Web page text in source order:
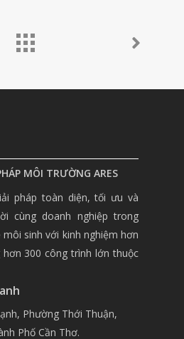
MÔI TRƯỜNG ARES
pháp toàn diện, tối ưu và
cùng doanh nghiệp trong
sinh với kinh nghiệm hơn
300 công trình lớn thuộc
Phường Thới Thuận,
Phố Cần Thơ.